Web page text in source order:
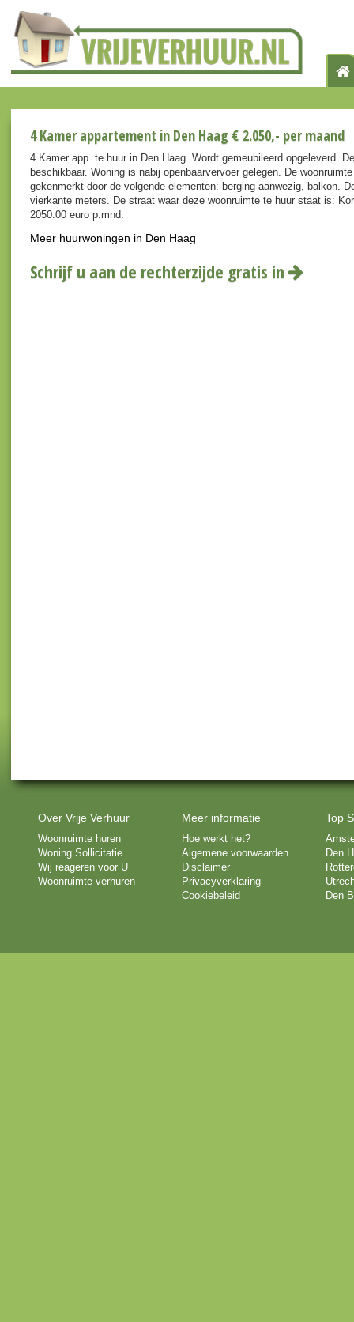
4 Kamer appartement in Den Haag € 2.050,- per maand
4 Kamer app. te huur in Den Haag. Wordt gemeubileerd opgeleverd.
beschikbaar. Woning is nabij openbaarvervoer gelegen. De
gekenmerkt door de volgende elementen: berging aanwezig, balkon.
vierkante meters. De straat waar deze woonruimte te huur staat is:
2050.00 euro p.mnd.
Meer huurwoningen in Den Haag
Schrijf u aan de rechterzijde gratis in
Over Vrije Verhuur
Woonruimte huren
Woning Sollicitatie
Wij reageren voor U
Woonruimte verhuren
Meer informatie
Hoe werkt het?
Algemene voorwaarden
Disclaimer
Privacyverklaring
Cookiebeleid
Top
Den
Den